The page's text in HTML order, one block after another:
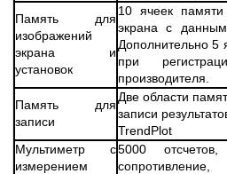
Память для
изображений
экрана и
установок
10 ячеек
экрана с
Дополнительно 5
при
производителя.
Память для
записи
Две области
записи
TrendPlot
Мультиметр с
измерением
5000